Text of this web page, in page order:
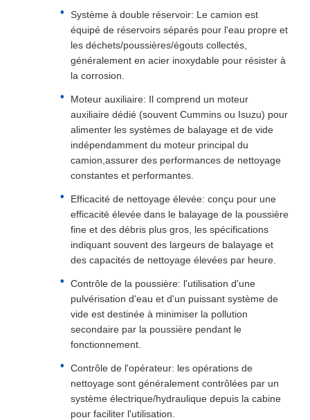
Système à double réservoir: Le camion est
équipé de réservoirs séparés pour l'eau propre et
les déchets/poussières/égouts collectés,
généralement en acier inoxydable pour résister à
la corrosion.
Moteur auxiliaire: Il comprend un moteur
auxiliaire dédié (souvent Cummins ou Isuzu) pour
alimenter les systèmes de balayage et de vide
indépendamment du moteur principal du
camion,assurer des performances de nettoyage
constantes et performantes.
Efficacité de nettoyage élevée: conçu pour une
efficacité élevée dans le balayage de la poussière
fine et des débris plus gros, les spécifications
indiquant souvent des largeurs de balayage et
des capacités de nettoyage élevées par heure.
Contrôle de la poussière: l'utilisation d'une
pulvérisation d'eau et d'un puissant système de
vide est destinée à minimiser la pollution
secondaire par la poussière pendant le
fonctionnement.
Contrôle de l'opérateur: les opérations de
nettoyage sont généralement contrôlées par un
système électrique/hydraulique depuis la cabine
pour faciliter l'utilisation.